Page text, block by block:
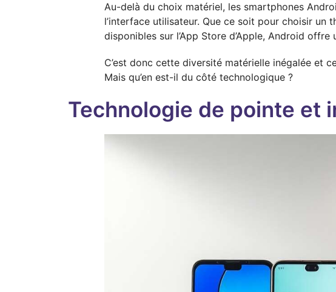
Au-delà du choix matériel, les smartphones
l’interface utilisateur. Que ce soit pour choisir
disponibles sur l’App Store d’Apple, Android
C’est donc cette diversité matérielle inégalée et
Mais qu’en est-il du côté technologique ?
Technologie de pointe et